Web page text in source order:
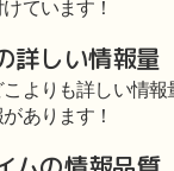
ています！
詳しい情報量
よりも詳しい情報
あります！